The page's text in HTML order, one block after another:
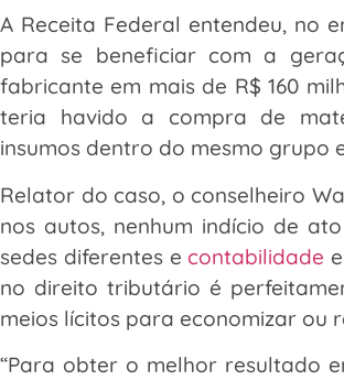
A Receita Federal entendeu, no
para se beneficiar com a
fabricante em mais de R$ 160
teria havido a compra de
insumos dentro do mesmo grupo
Relator do caso, o conselheiro
nos autos, nenhum indício de
sedes diferentes e contabilidade
no direito tributário é
meios lícitos para economizar ou
“Para obter o melhor resultado